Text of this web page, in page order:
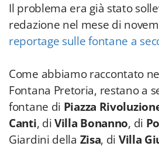
Il problema era già stato
redazione nel mese di
reportage sulle fontane a
Come abbiamo raccontato
Fontana Pretoria, restano a
fontane di Piazza
Canti, diVilla Bonanno, di
Giardini della Zisa, di Villa